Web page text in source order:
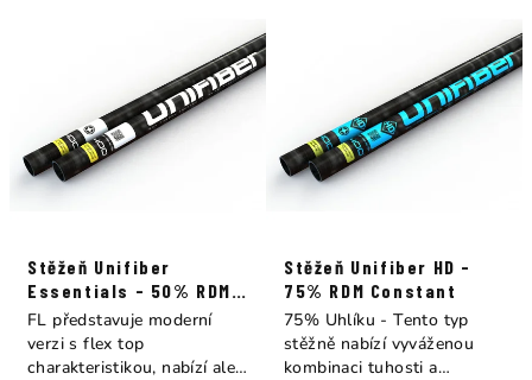
Stěžeň Unifiber
Essentials - 50% RDM
Constant FL Curve
FL představuje moderní
verzi s flex top
charakteristikou, nabízí ale
Stěžeň Unifiber HD -
75% RDM Constant
75% Uhlíku - Tento typ
stěžně nabízí vyváženou
kombinaci tuhosti a